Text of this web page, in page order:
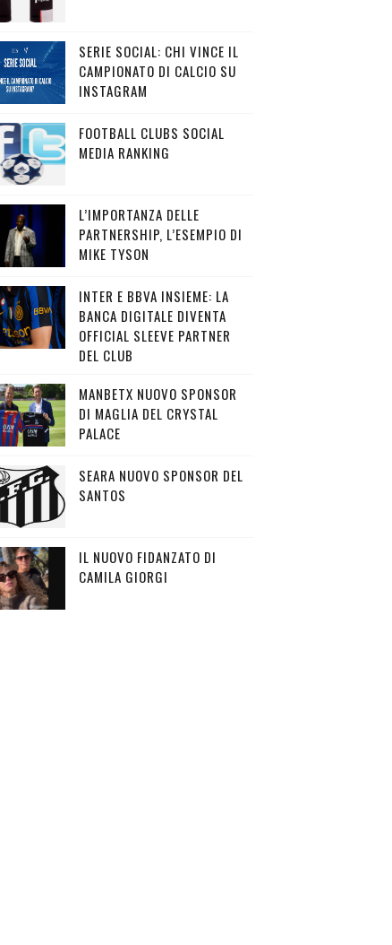
SERIE SOCIAL: CHI VINCE IL
CAMPIONATO DI CALCIO SU
INSTAGRAM
FOOTBALL CLUBS SOCIAL
MEDIA RANKING
L’IMPORTANZA DELLE
PARTNERSHIP, L’ESEMPIO DI
MIKE TYSON
INTER E BBVA INSIEME: LA
BANCA DIGITALE DIVENTA
OFFICIAL SLEEVE PARTNER
DEL CLUB
MANBETX NUOVO SPONSOR
DI MAGLIA DEL CRYSTAL
PALACE
SEARA NUOVO SPONSOR DEL
SANTOS
IL NUOVO FIDANZATO DI
CAMILA GIORGI